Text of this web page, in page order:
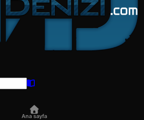
Ana sayfa